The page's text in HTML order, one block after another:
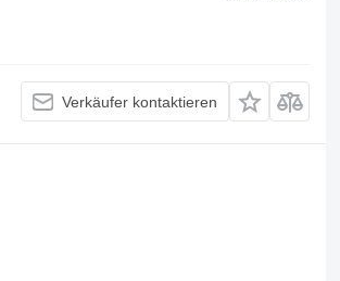
Verkäufer kontaktieren